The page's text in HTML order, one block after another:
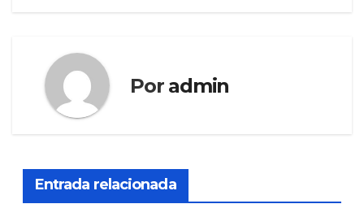
Por admin
Entrada relacionada